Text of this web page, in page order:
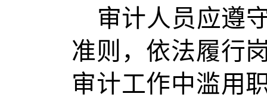
审计人员应遵
准则，依法履行
审计工作中滥用